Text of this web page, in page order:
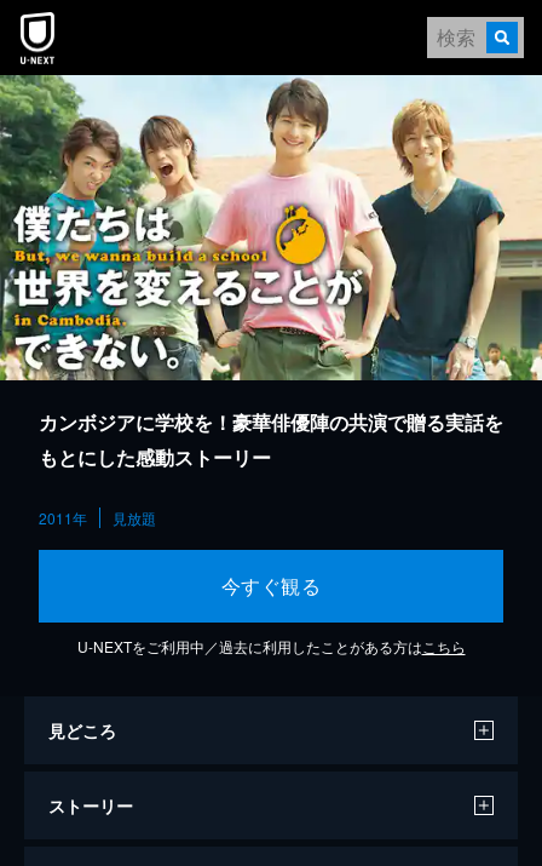
本文へスキップ
カンボジアに学校を！豪華俳優陣の共演で贈る実話を
もとにした感動ストーリー
2011年 見放題
今すぐ観る
U-NEXTをご利用中／過去に利用したことがある方は こちら
見どころ
ストーリー